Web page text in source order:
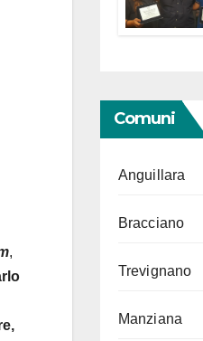
,
Comuni
Anguillara
Bracciano
Trevignano
Manziana